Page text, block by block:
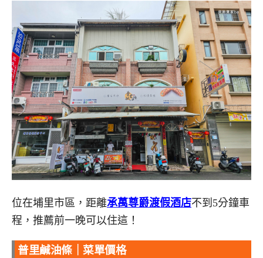
位在埔里市區，距離承萬尊爵渡假酒店不到5分鐘車
程，推薦前一晚可以住這！
普里鹹油條｜菜單價格